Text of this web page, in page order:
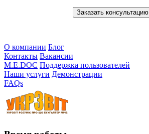
Заказать консультацию
О компании Блог
Контакты Вакансии
M.E.DOC Поддержка пользователей
Наши услуги Демонстрации
FAQs